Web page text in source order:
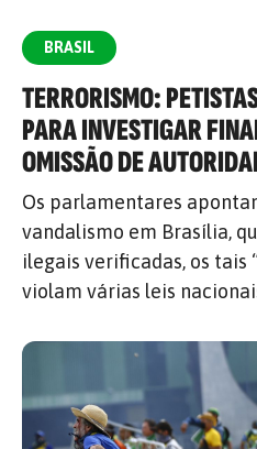
BRASIL
TERRORISMO:
PARA INVESTIGAR
OMISSÃO DE
Os parlamentares
vandalismo em Brasília,
ilegais verificadas, os tais
violam várias leis